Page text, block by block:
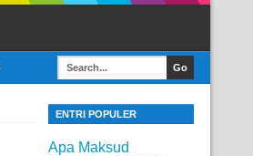
ENTRI POPULER
Apa Maksud